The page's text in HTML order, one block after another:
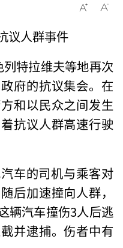
议人群事件
特拉维夫等地再次
府的抗议集会。在
和以民众之间发生
抗议人群高速行驶
车的司机与乘客对
后加速撞向人群，
辆汽车撞伤3人后逃
并逮捕。伤者中有